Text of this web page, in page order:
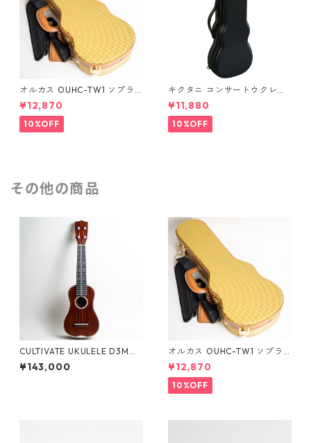
オルカス OUHC-TW1 ソプラ
ノウクレレ用ハードケース
¥12,870
10%OFF
キクタニ コンサートウクレレ
用ハードケース UPC-12N
¥11,880
10%OFF
その他の商品
CULTIVATE UKULELE D3M
（フィジーマホガニー）ソプ
ラノウクレ #26067
¥143,000
オルカス OUHC-TW1 ソプラ
ノウクレレ用ハードケース
¥12,870
10%OFF